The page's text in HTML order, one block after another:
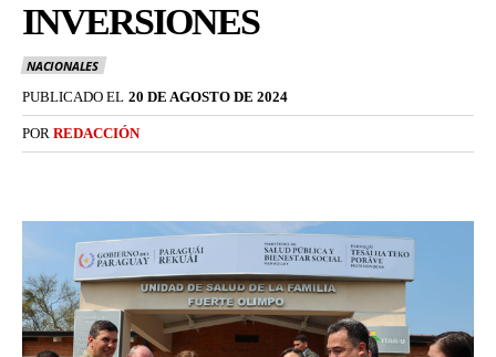
INVERSIONES
NACIONALES
PUBLICADO EL 20 DE AGOSTO DE 2024
POR REDACCIÓN